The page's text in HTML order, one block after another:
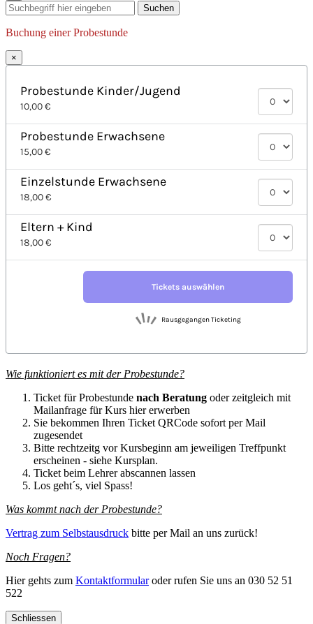
Suchen
Buchung einer Probestunde
×
Wie funktioniert es mit der Probestunde?
Ticket für Probestunde nach Beratung oder zeitgleich mit
Mailanfrage für Kurs hier erwerben
Sie bekommen Ihren Ticket QRCode sofort per Mail
zugesendet
Bitte rechtzeitg vor Kursbeginn am jeweiligen Treffpunkt
erscheinen - siehe Kursplan.
Ticket beim Lehrer abscannen lassen
Los geht´s, viel Spass!
Was kommt nach der Probestunde?
Vertrag zum Selbstausdruck bitte per Mail an uns zurück!
Noch Fragen?
Hier gehts zum Kontaktformularoder rufen Sie uns an 030 52 51
522
Schliessen